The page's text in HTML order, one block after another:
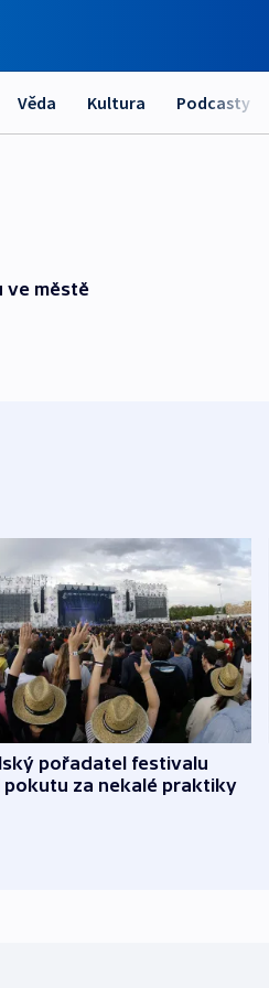
Věda Kultura Podcasty
ve městě
pořadatel festivalu
pokutu za nekalé praktiky